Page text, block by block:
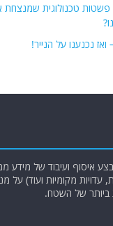
נכנענו על הנייר!
איסוף ועיבוד של מידע
עדויות מקומיות ועוד) על
ביותר של השטח.